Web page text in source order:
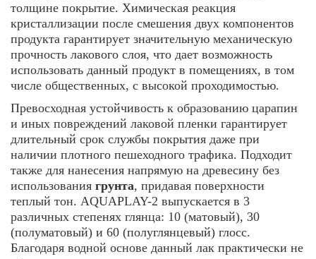
толщине покрытие. Химическая реакция
кристаллизации после смешения двух компонентов
продукта гарантирует значительную механическую
прочность лакового слоя, что дает возможность
использовать данный продукт в помещениях, в том
числе общественных, с высокой проходимостью.
Превосходная устойчивость к образованию царапин
и иных повреждений лаковой пленки гарантирует
длительный срок службы покрытия даже при
наличии плотного пешеходного трафика. Подходит
также для нанесения напрямую на древесину без
использования грунта, придавая поверхности
теплый тон. AQUAPLAY-2 выпускается в 3
различных степенях глянца: 10 (матовый), 30
(полуматовый) и 60 (полуглянцевый) глосс.
Благодаря водной основе данный лак практически не